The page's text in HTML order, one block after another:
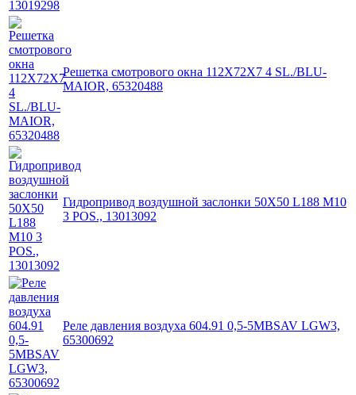
Решетка смотрового окна 112X72X7 4 SL./BLU-
MAIOR, 65320488
Гидропривод воздушной заслонки 50X50 L188 M10
3 POS., 13013092
Реле давления воздуха 604.91 0,5-5MBSAV LGW3,
65300692